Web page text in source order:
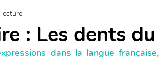
: Les dents
dans la langue